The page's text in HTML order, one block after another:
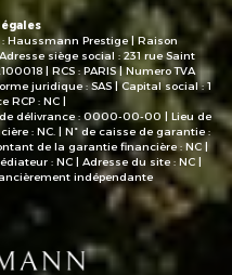
à la charge
Haussmann Prestige | Raison
Adresse siège social : 231 rue Saint
| RCS : PARIS | Numero TVA
juridique : SAS | Capital social : 1
RCP : NC |
délivrance : 0000-00-00 | Lieu de
: NC. | N° de caisse de garantie :
de la garantie financière : NC |
: NC | Adresse du site : NC |
indépendante